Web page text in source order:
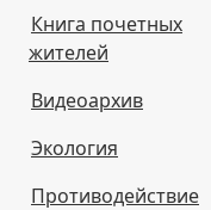
Книга почетных
жителей
Видеоархив
Экология
Противодействие